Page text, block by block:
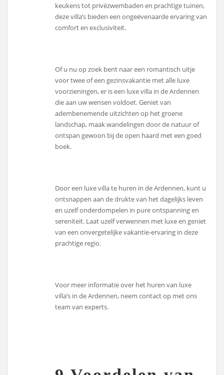
keukens tot privézwembaden en prachtige tuinen,
deze villa’s bieden een ongeëvenaarde ervaring van
comfort en exclusiviteit.
Of u nu op zoek bent naar een romantisch uitje
voor twee of een gezinsvakantie met alle luxe
voorzieningen, er is een luxe villa in de Ardennen
die aan uw wensen voldoet. Geniet van
adembenemende uitzichten op het groene
landschap, maak wandelingen door de natuur of
ontspan gewoon bij de open haard met een goed
boek.
Door een luxe villa te huren in de Ardennen, kunt u
ontsnappen aan de drukte van het dagelijks leven
en uzelf onderdompelen in pure ontspanning en
sereniteit. Laat uzelf verwennen met luxe en geniet
van een onvergetelijke vakantie-ervaring in deze
prachtige regio.
Voor meer informatie over het huren van luxe
villa’s in de Ardennen, neem contact op met ons
team van experts.